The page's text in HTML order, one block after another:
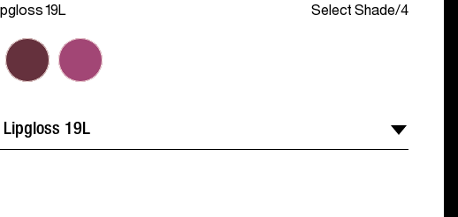
19L Select Shade/4